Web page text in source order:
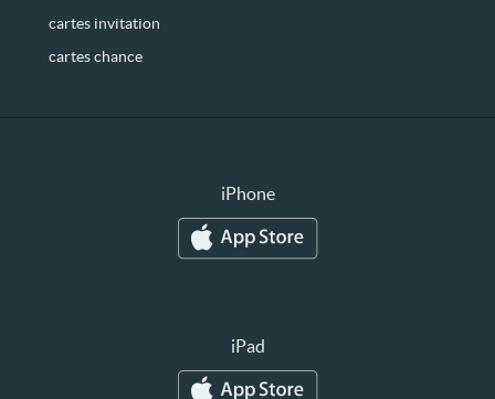
cartes invitation
cartes chance
iPhone
iPad